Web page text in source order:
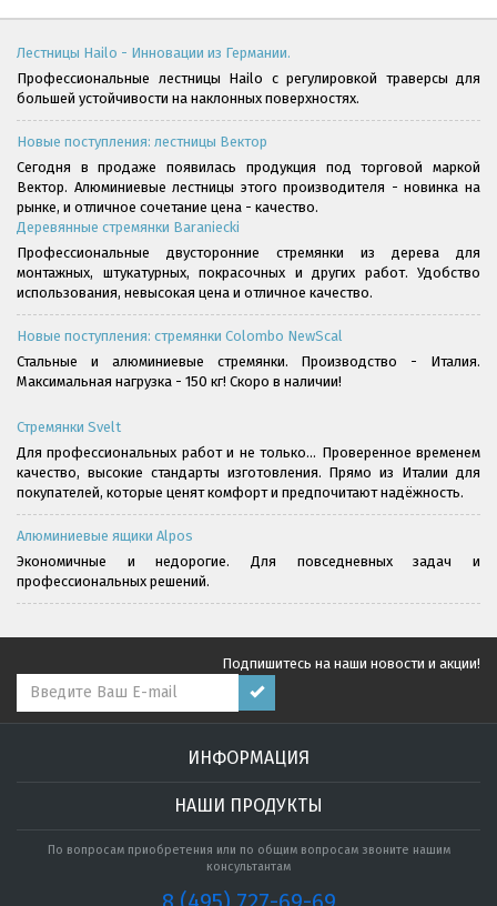
Лестницы Hailo - Инновации из Германии.
Профессиональные лестницы Hailo с регулировкой траверсы для
большей устойчивости на наклонных поверхностях.
Новые поступления: лестницы Вектор
Сегодня в продаже появилась продукция под торговой маркой
Вектор. Алюминиевые лестницы этого производителя - новинка на
рынке, и отличное сочетание цена - качество.
Деревянные стремянки Baraniecki
Профессиональные двусторонние стремянки из дерева для
монтажных, штукатурных, покрасочных и других работ. Удобство
использования, невысокая цена и отличное качество.
Новые поступления: стремянки Colombo NewScal
Стальные и алюминиевые стремянки. Производство - Италия.
Максимальная нагрузка - 150 кг! Скоро в наличии!
Стремянки Svelt
Для профессиональных работ и не только... Проверенное временем
качество, высокие стандарты изготовления. Прямо из Италии для
покупателей, которые ценят комфорт и предпочитают надёжность.
Алюминиевые ящики Alpos
Экономичные и недорогие. Для повседневных задач и
профессиональных решений.
Подпишитесь на наши новости и акции!
ИНФОРМАЦИЯ
НАШИ ПРОДУКТЫ
По вопросам приобретения или по общим вопросам звоните нашим
консультантам